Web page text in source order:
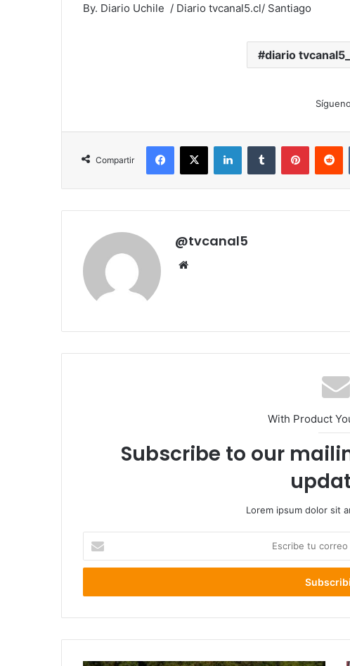
By. Diario Uchile / Diario tvcanal5.cl/ Santiago
diario
Compartir
Facebook
X LinkedInTumblr Pinterest
@tvcanal5
With Product
Subscribe to our
Lorem ipsum dolor sit
correo